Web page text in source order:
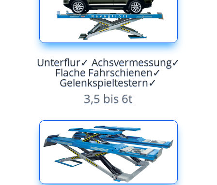
Unterflur✓ Achsvermessung✓
Flache Fahrschienen✓
Gelenkspieltestern✓
3,5 bis 6t